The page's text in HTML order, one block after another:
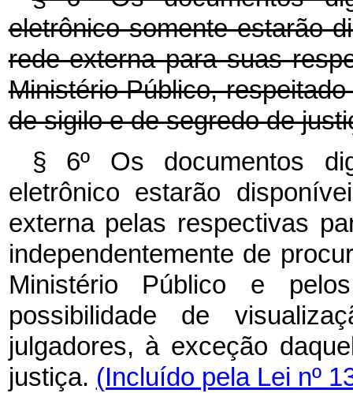
eletrônico somente estarão
rede externa para suas
Ministério Público,
de sigilo e de segredo de
§ 6º Os documentos
eletrônico estarão
externa pelas respectivas
independentemente de
Ministério Público e
possibilidade de
julgadores, à exceção
justiça. (Incluído pela Lei nº